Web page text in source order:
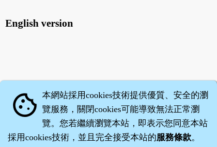
English version
cookie 本網站採用cookies技術提供優質、安全的瀏
覽服務，關閉cookies可能導致無法正常瀏
覽。您若繼續瀏覽本站，即表示您同意本站
採用cookies技術，並且完全接受本站的服務條款。